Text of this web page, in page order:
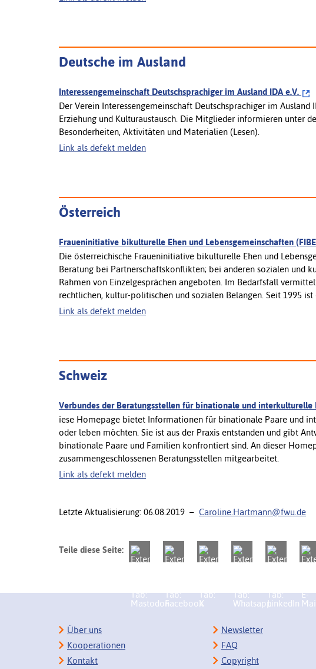
Deutsche im Ausland
Interessengemeinschaft Deutschsprachiger im Ausland IDA e.V.
Der Verein Interessengemeinschaft Deutschsprachiger im
Erziehung und Kulturaustausch. Die Mitglieder informieren unter
Besonderheiten, Aktivitäten und Materialien (Lesen).
Link als defekt melden
Österreich
Fraueninitiative bikulturelle Ehen und Lebensgemeinschaften
Die österreichische Fraueninitiative bikulturelle Ehen und
Beratung bei Partnerschaftskonflikten; bei anderen sozialen und
Rahmen von Einzelgesprächen angeboten. Im Bedarfsfall
rechtlichen, kultur-politischen und sozialen Belangen. Seit 1995 ist
Link als defekt melden
Schweiz
Verbundes der Beratungsstellen für binationale und interkulturelle
iese Homepage bietet Informationen für binationale Paare und
oder leben möchten. Sie ist aus der Praxis entstanden und gibt
binationale Paare und Familien konfrontiert sind. An dieser
zusammengeschlossenen Beratungsstellen mitgearbeitet.
Link als defekt melden
Letzte Aktualisierung: 06.08.2019 – Caroline.Hartmann@fwu.de
Teile diese Seite:
Über uns
Kooperationen
Kontakt
Newsletter
FAQ
Copyright